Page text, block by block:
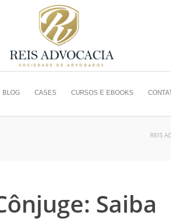
BLOG CASES CURSOS E EBOOKS
REIS
Saiba